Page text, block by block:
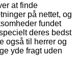
at finde
på nettet, og
fundet
deres bedst
også til herrer og
yde fragt uden